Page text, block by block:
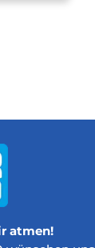
atmen!